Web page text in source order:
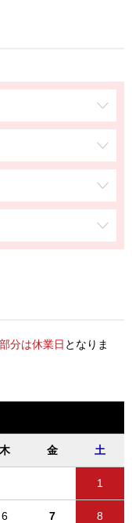
分は休業日 となりま
木 金 土
1
6 7 8